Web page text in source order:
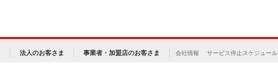
法人のお客さま 事業者・加盟店のお客さま 会社情報 サービス停止スケジュール